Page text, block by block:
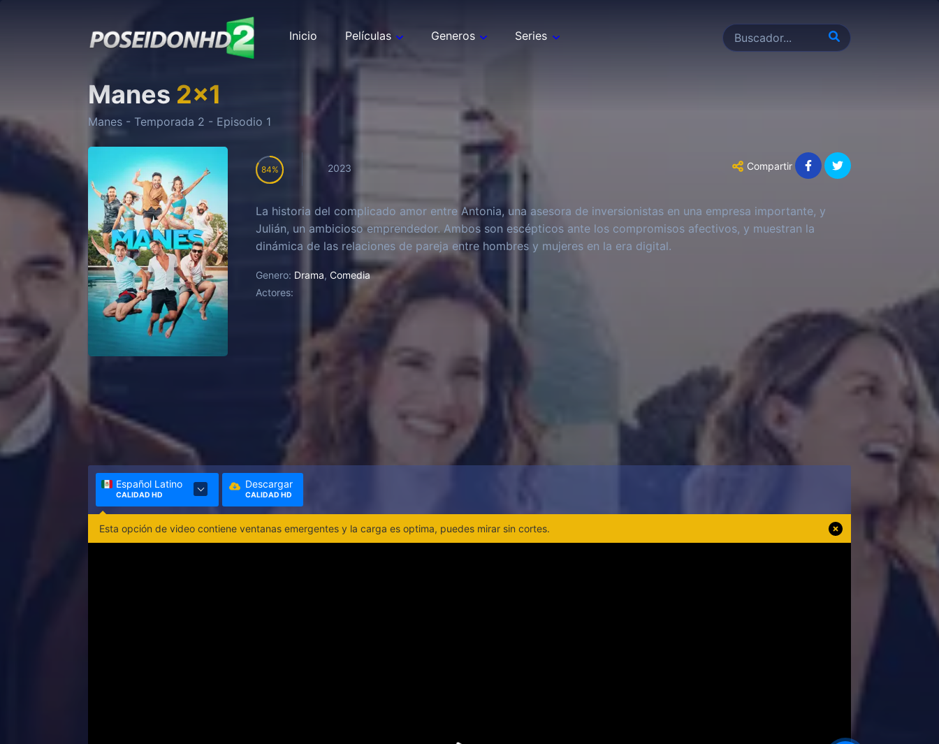
Inicio Películas Generos Series
Manes 2x1
Manes - Temporada 2 - Episodio 1
84 2023 Compartir
La historia del complicado amor entre Antonia, una asesora de inversionistas en una empresa importante, y
Julián, un ambicioso emprendedor. Ambos son escépticos ante los compromisos afectivos, y muestran la
dinámica de las relaciones de pareja entre hombres y mujeres en la era digital.
Genero: Drama, Comedia
Actores:
Español Latino
CALIDAD HD
Descargar
CALIDAD HD
Esta opción de video contiene ventanas emergentes y la carga es optima, puedes mirar sin cortes.